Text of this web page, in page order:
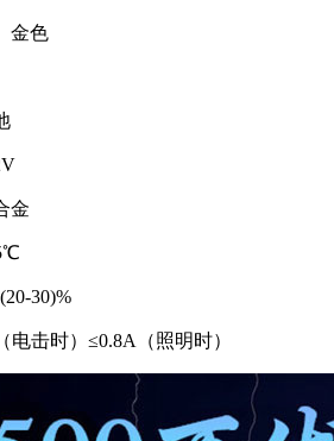
金色
金
30)%
电击时）≤0.8A（照明时）